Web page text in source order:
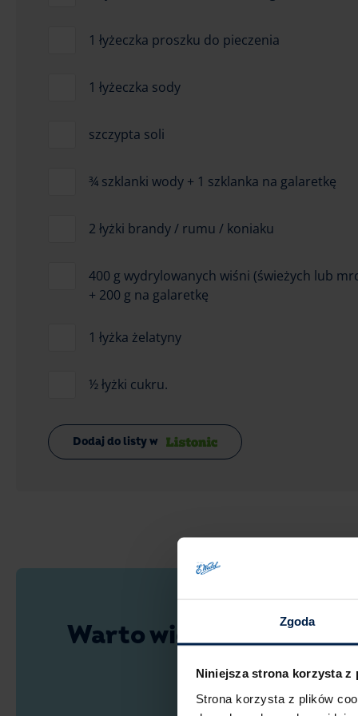
Zgoda
Niniejsza strona korzysta z
Strona korzysta z plików
1 łyżeczka proszku do pieczenia
1 łyżeczka sody
szczypta soli
¾ szklanki wody + 1 szklanka na galaretkę
2 łyżki brandy / rumu / koniaku
400 g wydrylowanych wiśni (świeżych lub
+ 200 g na galaretkę
1 łyżka żelatyny
½ łyżki cukru.
Dodaj do listy w
Warto wiedzieć